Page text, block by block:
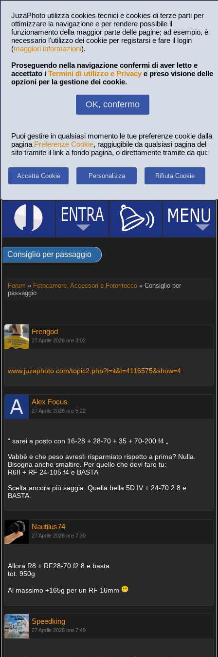
JuzaPhoto utilizza cookies tecnici e cookies di terze parti per
ottimizzare la navigazione e per rendere possibile il
funzionamento della maggior parte delle pagine; ad esempio, è
necessario l'utilizzo dei cookie per registarsi e fare il login
(maggiori informazioni).
Proseguendo nella navigazione confermi di aver letto e
accettato i Termini di utilizzo e Privacy e preso visione delle
opzioni per la gestione dei cookie.
OK, confermo
Puoi gestire in qualsiasi momento le tue preferenze cookie dalla
pagina Preferenze Cookie, raggiugibile da qualsiasi pagina del
sito tramite il link a fondo pagina, o direttamente tramite da qui:
Accetta Cookie Personalizza Rifiuta Cookie
Consiglio per passaggio
Forum » Fotocamere, Accessori e Fotoritocco» Consiglio per
passaggio
Frengod
27 Aprile 2026 ore 3:02
www.juzaphoto.com/topic2.php?l=it&t=4116575&show=4
Alex Focus
27 Aprile 2026 ore 5:22
“ sarei a posto con 16-28 + 28-70 + 35 + 70-200 f4 „
Vabbè e che peso avresti risparmiato rispetto a prima? Nulla.
Bisogna anche smaltire. Per quello che devi fare tu:
R6II + RF 24-105 f4 e BASTA
Scelta ancora più saggia: Quella bella 5D IV + 24-70 2.8 e
BASTA.
Nautilus74
27 Aprile 2026 ore 7:30
Allora R8 + RF28-70 f2.8 e basta
tot. 950g
Al massimo +165g per un RF 16mm
Speedking
27 Aprile 2026 ore 7:49